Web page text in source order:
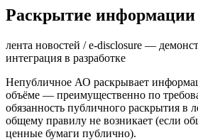
Раскрытие информации
лента новостей / e-disclosure —
интеграция в разработке
Непубличное АО раскрывает
объёме — преимущественно по
обязанность публичного раскрытия в
общему правилу не возникает (если
ценные бумаги публично).